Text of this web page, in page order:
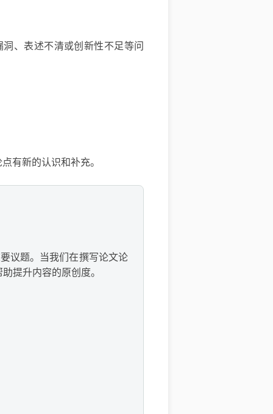
、表述不清或创新性不足等问
有新的认识和补充。
议题。当我们在撰写论文论
提升内容的原创度。